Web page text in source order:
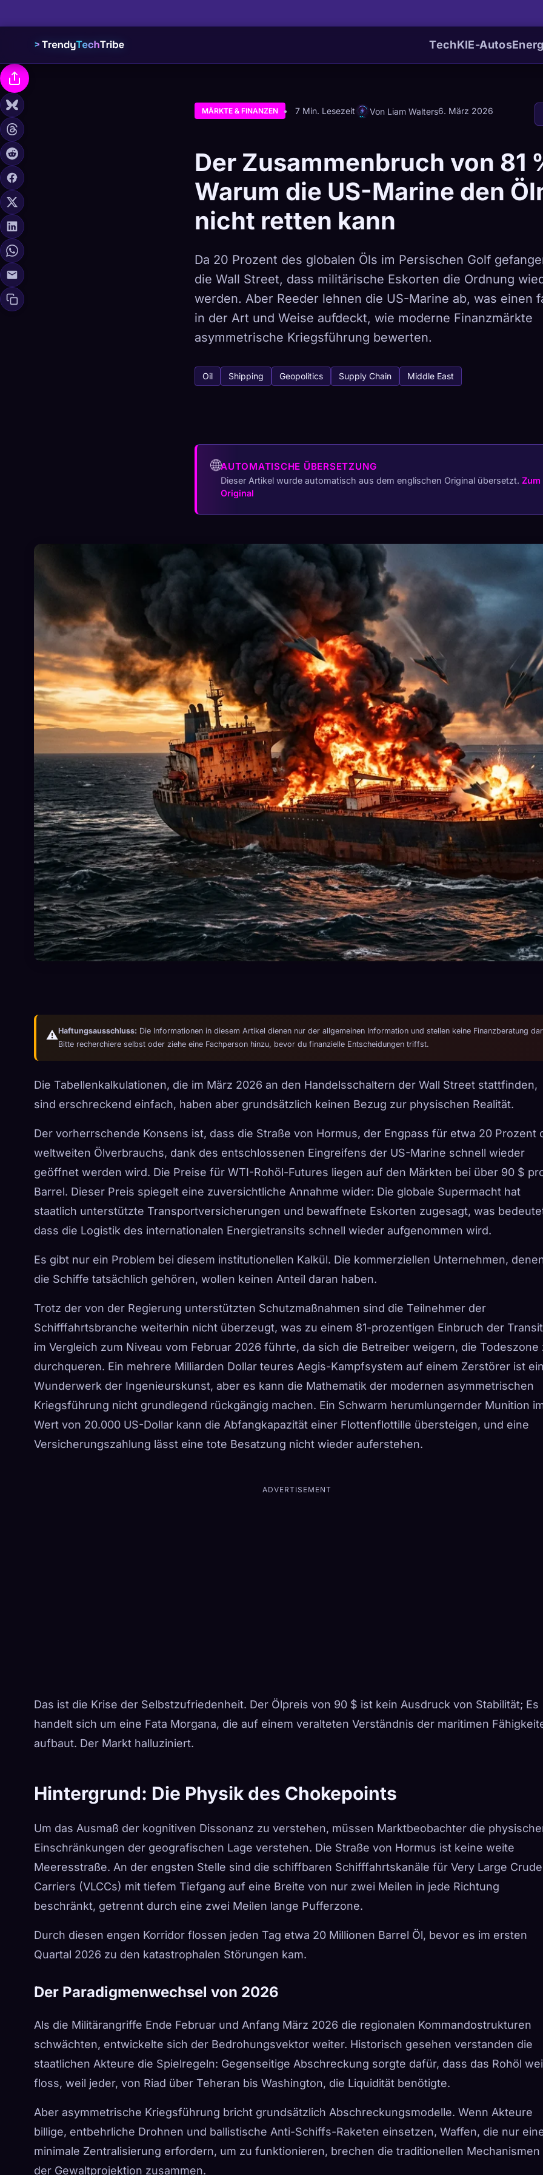
TechKIE-Autos
MÄRKTE & FINANZEN 7 Min. Lesezeit Von Liam Walters6. März 2026
Der Zusammenbruch von 81
Warum die US-Marine den
nicht retten kann
Da 20 Prozent des globalen Öls im Persischen Golf
die Wall Street, dass militärische Eskorten die Ordnung
werden. Aber Reeder lehnen die US-Marine ab, was einen
in der Art und Weise aufdeckt, wie moderne Finanzmärkte
asymmetrische Kriegsführung bewerten.
Oil Shipping Geopolitics Supply Chain Middle East
🌐AUTOMATISCHE ÜBERSETZUNG
Dieser Artikel wurde automatisch aus dem englischen Original übersetzt.
Original
⚠️Haftungsausschluss: Die Informationen in diesem Artikel dienen nur der allgemeinen Information und stellen keine Finanzberatung
Bitte recherchiere selbst oder ziehe eine Fachperson hinzu, bevor du finanzielle Entscheidungen triffst.
Die Tabellenkalkulationen, die im März 2026 an den Handelsschaltern der Wall Street stattfinden,
sind erschreckend einfach, haben aber grundsätzlich keinen Bezug zur physischen Realität.
Der vorherrschende Konsens ist, dass die Straße von Hormus, der Engpass für etwa 20 Prozent
weltweiten Ölverbrauchs, dank des entschlossenen Eingreifens der US-Marine schnell wieder
geöffnet werden wird. Die Preise für WTI-Rohöl-Futures liegen auf den Märkten bei über 90 $
Barrel. Dieser Preis spiegelt eine zuversichtliche Annahme wider: Die globale Supermacht hat
staatlich unterstützte Transportversicherungen und bewaffnete Eskorten zugesagt, was
dass die Logistik des internationalen Energietransits schnell wieder aufgenommen wird.
Es gibt nur ein Problem bei diesem institutionellen Kalkül. Die kommerziellen Unternehmen,
die Schiffe tatsächlich gehören, wollen keinen Anteil daran haben.
Trotz der von der Regierung unterstützten Schutzmaßnahmen sind die Teilnehmer der
Schifffahrtsbranche weiterhin nicht überzeugt, was zu einem 81-prozentigen Einbruch der
im Vergleich zum Niveau vom Februar 2026 führte, da sich die Betreiber weigern, die Todeszone
durchqueren. Ein mehrere Milliarden Dollar teures Aegis-Kampfsystem auf einem Zerstörer ist
Wunderwerk der Ingenieurskunst, aber es kann die Mathematik der modernen asymmetrischen
Kriegsführung nicht grundlegend rückgängig machen. Ein Schwarm herumlungernder Munition
Wert von 20.000 US-Dollar kann die Abfangkapazität einer Flottenflottille übersteigen, und eine
Versicherungszahlung lässt eine tote Besatzung nicht wieder auferstehen.
ADVERTISEMENT
Das ist die Krise der Selbstzufriedenheit. Der Ölpreis von 90 $ ist kein Ausdruck von Stabilität; Es
handelt sich um eine Fata Morgana, die auf einem veralteten Verständnis der maritimen
aufbaut. Der Markt halluziniert.
Hintergrund: Die Physik des Chokepoints
Um das Ausmaß der kognitiven Dissonanz zu verstehen, müssen Marktbeobachter die
Einschränkungen der geografischen Lage verstehen. Die Straße von Hormus ist keine weite
Meeresstraße. An der engsten Stelle sind die schiffbaren Schifffahrtskanäle für Very Large Crude
Carriers (VLCCs) mit tiefem Tiefgang auf eine Breite von nur zwei Meilen in jede Richtung
beschränkt, getrennt durch eine zwei Meilen lange Pufferzone.
Durch diesen engen Korridor flossen jeden Tag etwa 20 Millionen Barrel Öl, bevor es im ersten
Quartal 2026 zu den katastrophalen Störungen kam.
Der Paradigmenwechsel von 2026
Als die Militärangriffe Ende Februar und Anfang März 2026 die regionalen Kommandostrukturen
schwächten, entwickelte sich der Bedrohungsvektor weiter. Historisch gesehen verstanden die
staatlichen Akteure die Spielregeln: Gegenseitige Abschreckung sorgte dafür, dass das Rohöl
floss, weil jeder, von Riad über Teheran bis Washington, die Liquidität benötigte.
Aber asymmetrische Kriegsführung bricht grundsätzlich Abschreckungsmodelle. Wenn Akteure
billige, entbehrliche Drohnen und ballistische Anti-Schiffs-Raketen einsetzen, Waffen, die nur
minimale Zentralisierung erfordern, um zu funktionieren, brechen die traditionellen Mechanismen
der Gewaltprojektion zusammen.
🧬Xeno Database
Kollektion So erfasst du